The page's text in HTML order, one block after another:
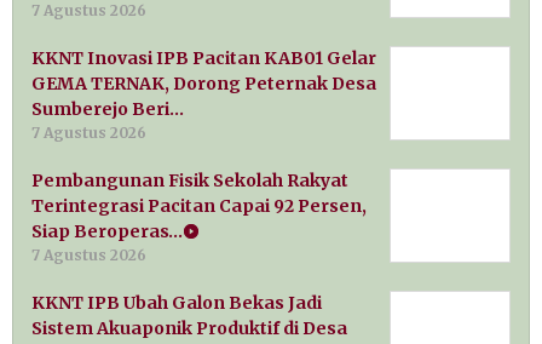
7 Agustus 2026
KKNT Inovasi IPB Pacitan KAB01 Gelar
GEMA TERNAK, Dorong Peternak Desa
Sumberejo Beri…
7 Agustus 2026
Pembangunan Fisik Sekolah Rakyat
Terintegrasi Pacitan Capai 92 Persen,
Siap Beroperas…
7 Agustus 2026
KKNT IPB Ubah Galon Bekas Jadi
Sistem Akuaponik Produktif di Desa